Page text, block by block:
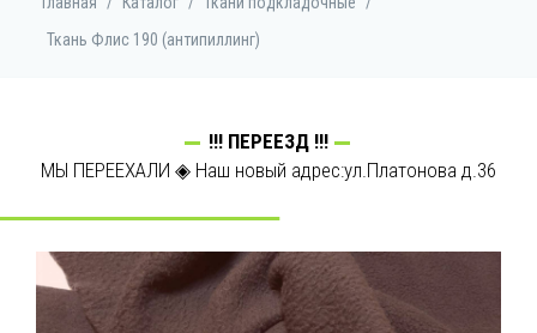
Ткань Флис 190 (антипиллинг)
!!! ПЕРЕЕЗД !!!
МЫ ПЕРЕЕХАЛИ ◈ Наш новый адрес:ул.Платонова д.36